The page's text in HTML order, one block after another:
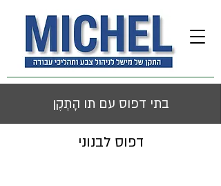
בתי דפוס עם תו הָתֶקֶן
דפוס לבנוני